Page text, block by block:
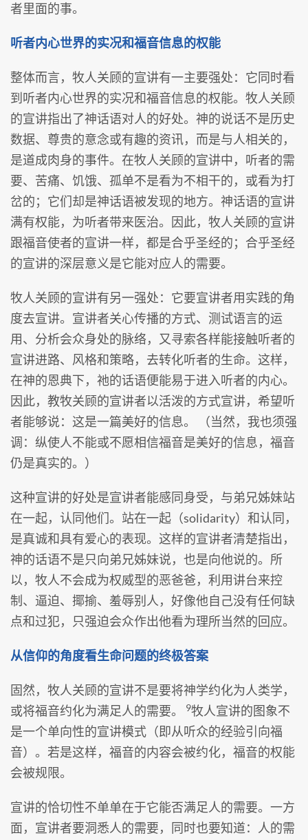
者里面的事。
听者内心世界的实况和福音信息的权能
整体而言，牧人关顾的宣讲有一主要强处：它同时看
到听者内心世界的实况和福音信息的权能。牧人关顾
的宣讲指出了神话语对人的好处。神的说话不是历史
数据、尊贵的意念或有趣的资讯，而是与人相关的，
是道成肉身的事件。在牧人关顾的宣讲中，听者的需
要、苦痛、饥饿、孤单不是看为不相干的，或看为打
岔的；它们却是神话语被发现的地方。神话语的宣讲
满有权能，为听者带来医治。因此，牧人关顾的宣讲
跟福音使者的宣讲一样，都是合乎圣经的；合乎圣经
的宣讲的深层意义是它能对应人的需要。
牧人关顾的宣讲有另一强处：它要宣讲者用实践的角
度去宣讲。宣讲者关心传播的方式、测试语言的运
用、分析会众身处的脉络，又寻索各样能接触听者的
宣讲进路、风格和策略，去转化听者的生命。这样，
在神的恩典下，祂的话语便能易于进入听者的内心。
因此，教牧关顾的宣讲者以活泼的方式宣讲，希望听
者能够说：这是一篇美好的信息。 （当然，我也须强
调：纵使人不能或不愿相信福音是美好的信息，福音
仍是真实的。）
这种宣讲的好处是宣讲者能感同身受，与弟兄姊妹站
在一起，认同他们。站在一起（solidarity）和认同，
是真诚和具有爱心的表现。这样的宣讲者清楚指出，
神的话语不是只向弟兄姊妹说，也是向他说的。所
以，牧人不会成为权威型的恶爸爸，利用讲台来控
制、逼迫、揶揄、羞辱别人，好像他自己没有任何缺
点和过犯，只强迫会众作出他看为理所当然的回应。
从信仰的角度看生命问题的终极答案
固然，牧人关顾的宣讲不是要将神学约化为人类学，
或将福音约化为满足人的需要。
9牧人宣讲的图象不
是一个单向性的宣讲模式（即从听众的经验引向福
音）。若是这样，福音的内容会被约化，福音的权能
会被规限。
宣讲的恰切性不单单在于它能否满足人的需要。一方
面，宣讲者要洞悉人的需要，同时也要知道：人的需